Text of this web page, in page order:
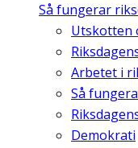
Så fungerar
Utskotten
Arbetet i
Så
Demokrati